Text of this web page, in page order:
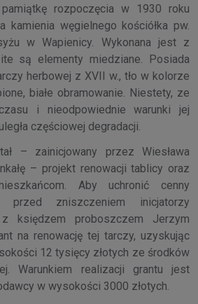
rozpoczęcia w 1930 roku
kamienia węgielnego kościółka pw.
w Wapienicy. Wykonana jest z
są elementy miedziane. Posiada
herbowej z XVII w., tło w kolorze
białe obramowanie. Niestety, ze
i nieodpowiednie warunki jej
częściowej degradacji.
– zainicjowany przez Wiesława
– projekt renowacji tablicy oraz
Aby uchronić cenny
przed zniszczeniem inicjatorzy
księdzem proboszczem Jerzym
na renowację tej tarczy, uzyskując
12 tysięcy złotych ze środków
Warunkiem realizacji grantu jest
w wysokości 3000 złotych.